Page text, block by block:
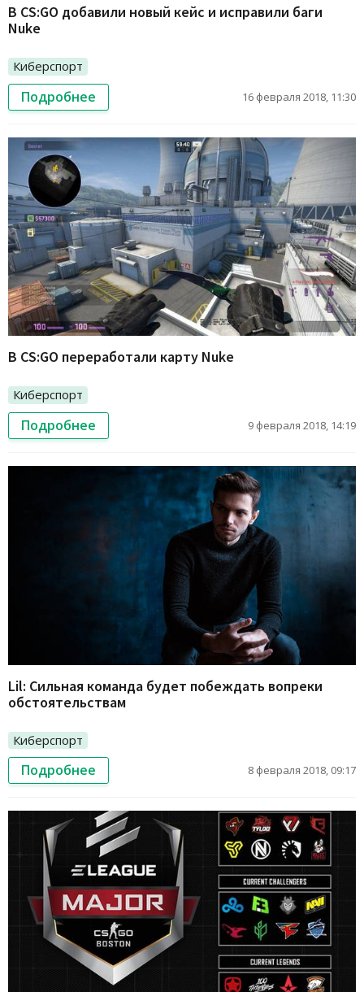
В CS:GO добавили новый кейс и исправили баги
Nuke
Киберспорт
Подробнее 16 февраля 2018, 11:30
В CS:GO переработали карту Nuke
Киберспорт
Подробнее 9 февраля 2018, 14:19
Lil: Сильная команда будет побеждать вопреки
обстоятельствам
Киберспорт
Подробнее 8 февраля 2018, 09:17